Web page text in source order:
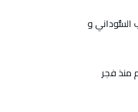
السُّوداني و
منذ فجر